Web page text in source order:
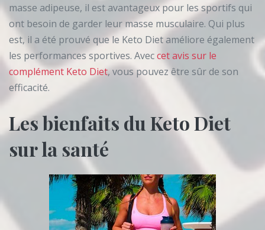
masse adipeuse, il est avantageux pour les sportifs qui
ont besoin de garder leur masse musculaire. Qui plus
est, il a été prouvé que le Keto Diet améliore également
les performances sportives. Aveccet avis sur le
complément Keto Diet, vous pouvez être sûr de son
efficacité.
Les bienfaits du Keto Diet
sur la santé